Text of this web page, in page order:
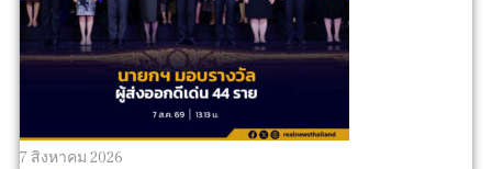
7 สิงหาคม 2026